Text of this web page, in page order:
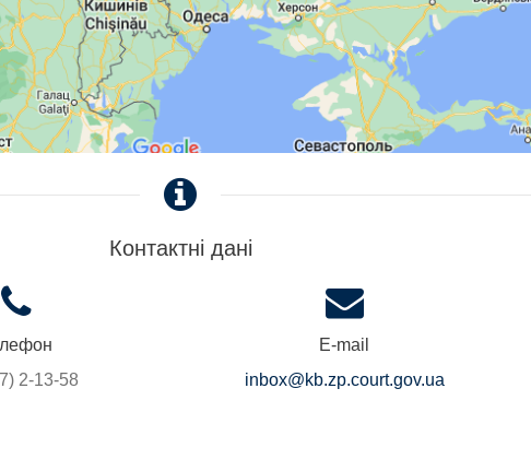
Контактні дані
2-13-58
E-mail
inbox@kb.zp.court.gov.ua